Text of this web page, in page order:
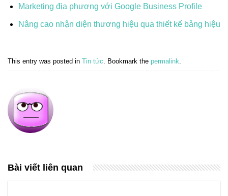
Marketing địa phương với Google Business Profile
Nâng cao nhận diện thương hiệu qua thiết kế bảng hiệu
This entry was posted in Tin tức. Bookmark the permalink.
Bài viết liên quan